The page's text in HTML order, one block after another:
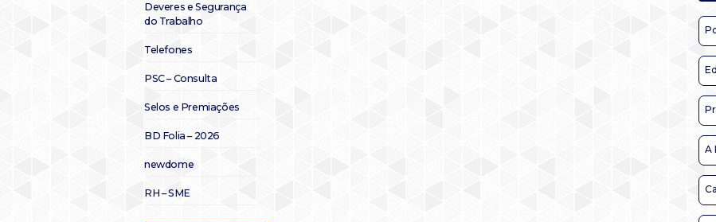
Deveres e Segurança
do Trabalho
Telefones
PSC – Consulta
Selos e Premiações
BD Folia – 2026
newdome
RH – SME
A